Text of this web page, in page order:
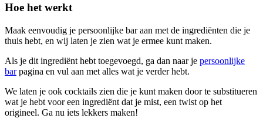
Hoe het werkt
Maak eenvoudig je persoonlijke bar aan met de ingrediënten die je
thuis hebt, en wij laten je zien wat je ermee kunt maken.
Als je dit ingrediënt hebt toegevoegd, ga dan naar je persoonlijke
barpagina en vul aan met alles wat je verder hebt.
We laten je ook cocktails zien die je kunt maken door te substitueren
wat je hebt voor een ingrediënt dat je mist, een twist op het
origineel. Ga nu iets lekkers maken!